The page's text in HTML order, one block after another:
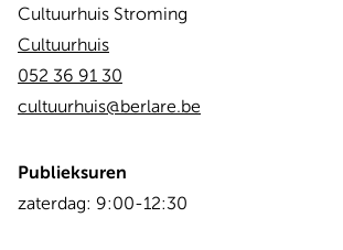
Cultuurhuis Stroming
Cultuurhuis
052 36 91 30
cultuurhuis@berlare.be
Publieksuren
Dag
Time
zaterdag: 9:00-12:30